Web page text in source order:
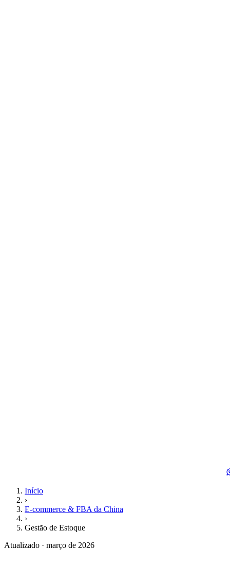
Início
›
E-commerce & FBA da China
›
Gestão de Estoque
Atualizado · março de 2026